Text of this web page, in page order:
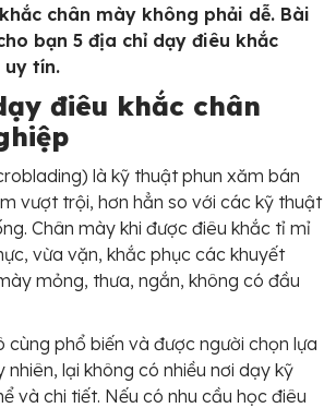
chân mày không phải dễ. Bài
bạn 5 địa chỉ dạy điêu khắc
uy tín.
điêu khắc chân
là kỹ thuật phun xăm bán
vượt trội, hơn hẳn so với các kỹ thuật
Chân mày khi được điêu khắc tỉ mỉ
vừa vặn, khắc phục các khuyết
mỏng, thưa, ngắn, không có đầu
cùng phổ biến và được người chọn lựa
nhiên, lại không có nhiều nơi dạy kỹ
và chi tiết. Nếu có nhu cầu học điêu